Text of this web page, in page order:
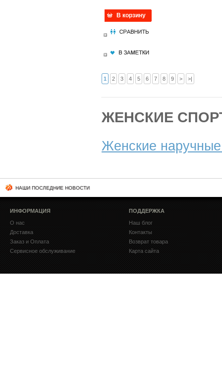
В корзину
1 2 3 4 5 6 7 8 9 > >|
ЖЕНСКИЕ
Женские
НАШИ ПОСЛЕДНИЕ НОВОСТИ
ИНФОРМАЦИЯ
О нас
Доставка
Заказ и Оплата
Сервисное обслуживание
ПОДДЕРЖКА
Наш блог
Контакты
Возврат товара
Карта сайта